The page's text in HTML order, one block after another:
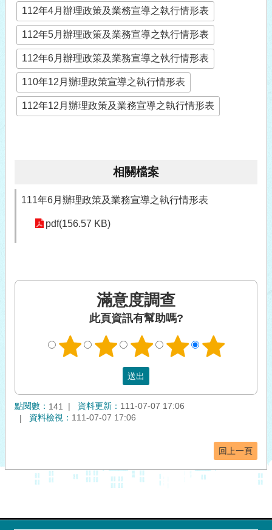
112年4月辦理政策及業務宣導之執行情形表
112年5月辦理政策及業務宣導之執行情形表
112年6月辦理政策及業務宣導之執行情形表
110年12月辦理政策宣導之執行情形表
112年12月辦理政策及業務宣導之執行情形表
相關檔案
111年6月辦理政策及業務宣導之執行情形表
pdf(156.57 KB)
滿意度調查
此頁資訊有幫助嗎?
點閱數： 141 資料更新： 111-07-07 17:06
資料檢視： 111-07-07 17:06
回上一頁